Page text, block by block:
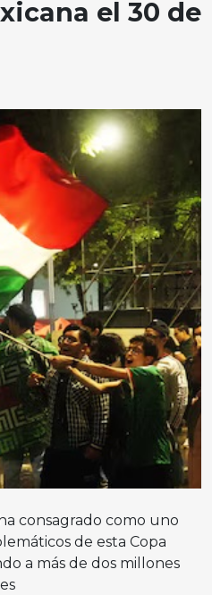
el 30 de
consagrado como uno
de esta Copa
a más de dos millones